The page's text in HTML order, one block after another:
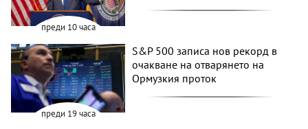
преди 10 часа
преди 19 часа
S&P 500 записа нов рекорд в
очакване на отварянето на
Ормузкия проток